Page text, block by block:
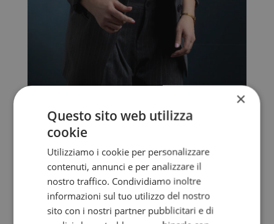
×
Questo sito web utilizza
cookie
Utilizziamo i cookie per personalizzare
contenuti, annunci e per analizzare il
nostro traffico. Condividiamo inoltre
informazioni sul tuo utilizzo del nostro
sito con i nostri partner pubblicitari e di